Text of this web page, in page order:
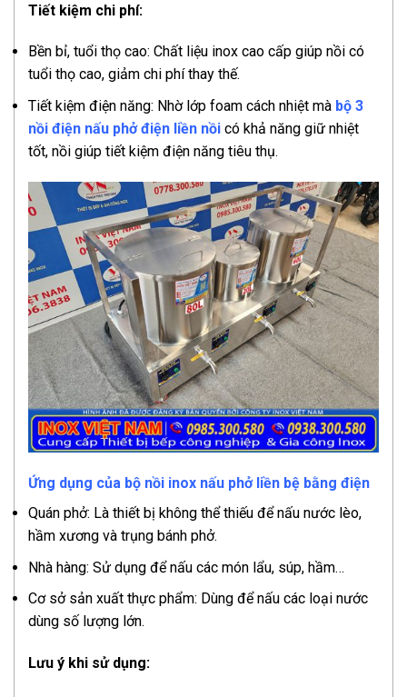
Tiết kiệm chi phí:
Bền bỉ, tuổi thọ cao: Chất liệu inox cao cấp giúp nồi có
tuổi thọ cao, giảm chi phí thay thế.
Tiết kiệm điện năng: Nhờ lớp foam cách nhiệt mà bộ 3
nồi điện nấu phở điện liền nồi có khả năng giữ nhiệt
tốt, nồi giúp tiết kiệm điện năng tiêu thụ.
Ứng dụng của bộ nồi inox nấu phở liền bệ bằng điện
Quán phở: Là thiết bị không thể thiếu để nấu nước lèo,
hầm xương và trụng bánh phở.
Nhà hàng: Sử dụng để nấu các món lẩu, súp, hầm…
Cơ sở sản xuất thực phẩm: Dùng để nấu các loại nước
dùng số lượng lớn.
Lưu ý khi sử dụng: